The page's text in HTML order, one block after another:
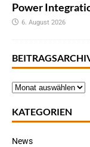
Power
6. August 2026
KATEGORIEN
News